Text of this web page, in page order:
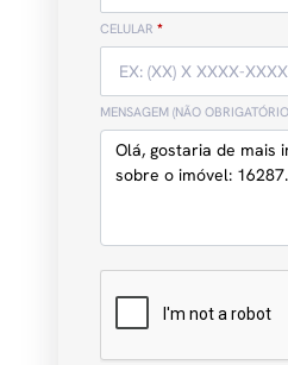
CELULAR *
MENSAGEM (NÃO